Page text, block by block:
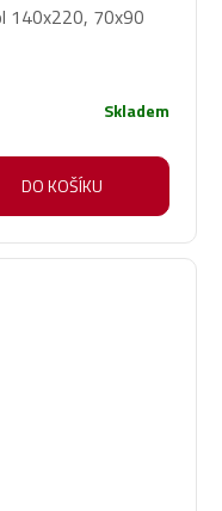
140x220, 70x90
Skladem
DO KOŠÍKU